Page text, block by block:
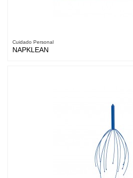
Cuidado Personal
NAPKLEAN